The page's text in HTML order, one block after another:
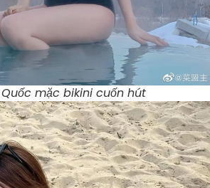
mặc bikini cuốn hút